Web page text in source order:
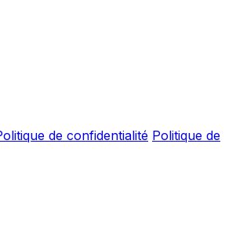
de confidentialité Politique de